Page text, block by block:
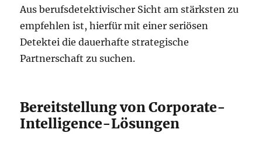
Aus berufsdetektivischer Sicht am stärksten zu
empfehlen ist, hierfür mit einer seriösen
Detektei die dauerhafte strategische
Partnerschaft zu suchen.
Bereitstellung von Corporate-
Intelligence-Lösungen